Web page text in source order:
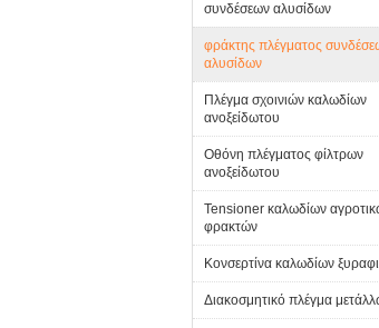
συνδέσεων αλυσίδων
φράκτης πλέγματος
αλυσίδων
Πλέγμα σχοινιών καλωδίων
ανοξείδωτου
Οθόνη πλέγματος φίλτρων
ανοξείδωτου
Tensioner καλωδίων
φρακτών
Κονσερτίνα καλωδίων
Διακοσμητικό πλέγμα